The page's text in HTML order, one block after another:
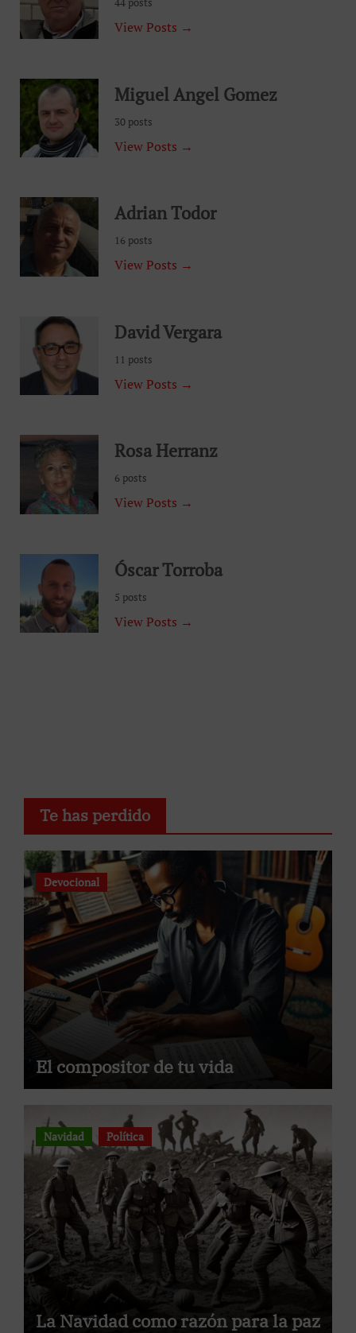
44 posts
View Posts →
Miguel Angel Gomez
30 posts
View Posts →
Adrian Todor
16 posts
View Posts →
David Vergara
11 posts
View Posts →
Rosa Herranz
6 posts
View Posts →
Óscar Torroba
5 posts
View Posts →
Te has perdido
Devocional
El compositor de tu vida
Navidad Política
La Navidad como razón para la paz